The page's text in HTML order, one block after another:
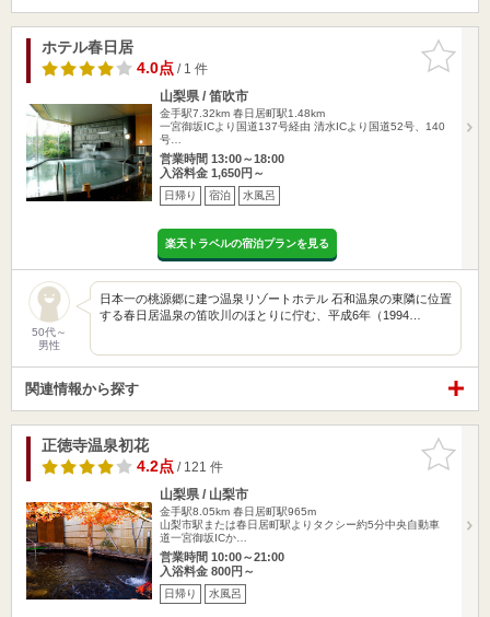
お気に入
りに追加
ホテル春日居
4.0点/ 1 件
山梨県 / 笛吹市
金手駅7.32km 春日居町駅1.48km
一宮御坂ICより国道137号経由 清水ICより国道52号、140
号…
営業時間 13:00～18:00
入浴料金 1,650円～
日帰り 宿泊 水風呂
楽天トラベルの宿泊プランを見る
50代～
男性
日本一の桃源郷に建つ温泉リゾートホテル 石和温泉の東隣に位置
する春日居温泉の笛吹川のほとりに佇む、平成6年（1994…
関連情報から探す
お気に入
りに追加
正徳寺温泉初花
4.2点/ 121 件
山梨県 / 山梨市
金手駅8.05km 春日居町駅965m
山梨市駅または春日居町駅よりタクシー約5分中央自動車
道一宮御坂ICか…
営業時間 10:00～21:00
入浴料金 800円～
日帰り 水風呂